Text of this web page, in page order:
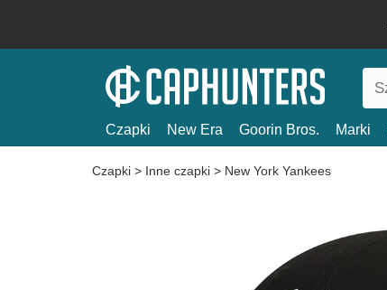
Czapki New Era Goorin Bros. Marki
Czapki > Inne czapki > New York Yankees